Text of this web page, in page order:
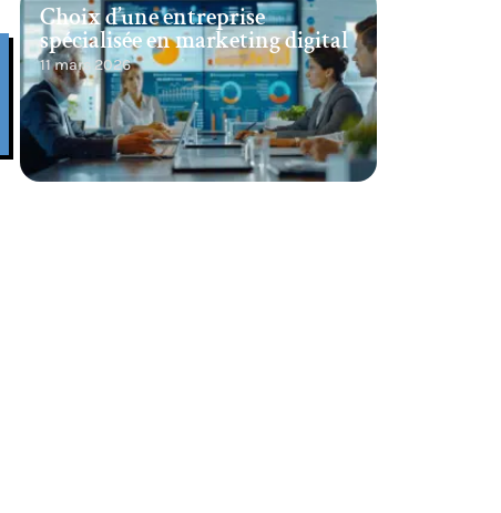
Choix d’une entreprise
spécialisée en marketing digital
11 mars 2026